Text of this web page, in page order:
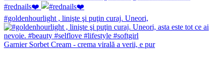
#rednails❤️
#goldenhourlight , linişte şi puţin curaj. Uneori,
Garnier Sorbet Cream - crema virală a verii, e pur